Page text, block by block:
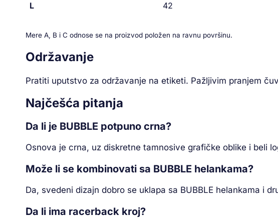
L 42
Mere A, B i C odnose se na proizvod položen na ravnu površinu.
Održavanje
Pratiti uputstvo za održavanje na etiketi. Pažljivim pranjem
Najčešća pitanja
Da li je BUBBLE potpuno crna?
Osnova je crna, uz diskretne tamnosive grafičke oblike i beli
Može li se kombinovati sa BUBBLE helankama?
Da, svedeni dizajn dobro se uklapa sa BUBBLE helankama i
Da li ima racerback kroj?